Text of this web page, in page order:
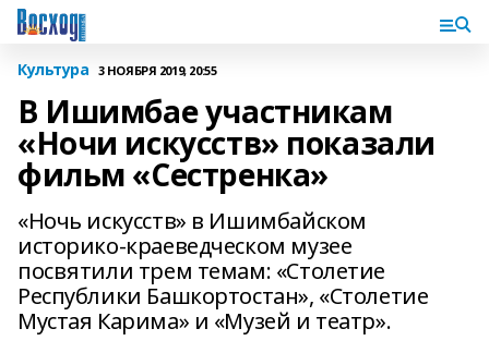
Культура 3 НОЯБРЯ 2019, 20:55
В Ишимбае участникам
«Ночи искусств» показали
фильм «Сестренка»
«Ночь искусств» в Ишимбайском
историко-краеведческом музее
посвятили трем темам: «Столетие
Республики Башкортостан», «Столетие
Мустая Карима» и «Музей и театр».